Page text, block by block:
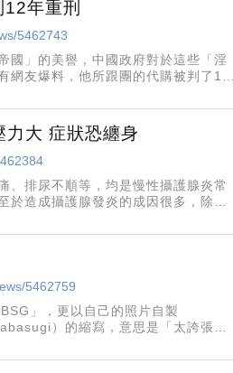
年重刑
5462743
國」的美譽，中國政府對於這些「淫
友爆料，他所跟團的代購被判了12
大 症狀恐纏身
、排尿不順等，均是慢性攝護腺炎常
造成攝護腺發炎的成因很多，除了
5462759
」，更以自己的照片自製
）的縮寫，意思是「太誇張